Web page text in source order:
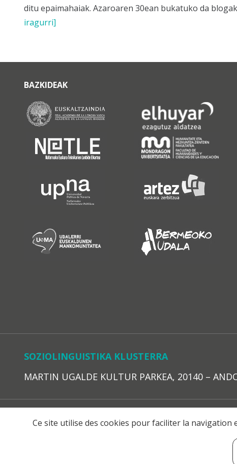
ditu epaimahaiak. Azaroaren 30ean bukatuko da
iragurri]
BAZKIDEAK
SOZIOLINGUISTIKA KLUSTERRA
MARTIN UGALDE KULTUR PARKEA, 20140 –
Ce site utilise des cookies pour faciliter la